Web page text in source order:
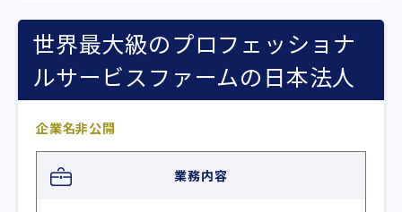
世界最大級のプロフェッショナ
ルサービスファームの日本法人
企業名非公開
業務内容